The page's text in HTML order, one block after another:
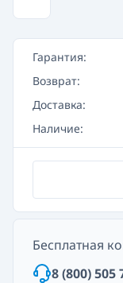
Гарантия:
Возврат:
Доставка:
Наличие:
Бесплатная
8 (800) 505